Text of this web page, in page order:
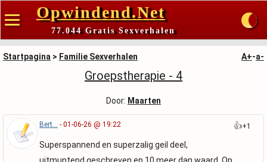
Opwindend.Net
77.044 Gratis Sexverhalen
Startpagina > Familie Sexverhalen A+-a-
Groepstherapie - 4
Door: Maarten
Bert... - 01-06-26 @ 19:22
Superspannend en superzalig geil deel,
👍+1